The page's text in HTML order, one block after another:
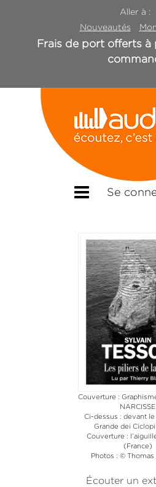
Aller à :
Nouveautés
Frais de port offerts à
Se
Couverture :
NARCISSE
Ci-dessus : devant le
Grande dei
Couverture :
(France)
Photos : © Thomas
Écouter un